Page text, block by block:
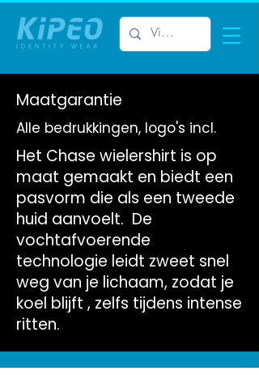
Maatgarantie
Alle bedrukkingen, logo's incl.
Het Chase wielershirt is op
maat gemaakt en biedt een
pasvorm die als een tweede
huid aanvoelt. De
vochtafvoerende
technologie leidt zweet snel
weg van je lichaam, zodat je
koel blijft , zelfs tijdens intense
ritten.